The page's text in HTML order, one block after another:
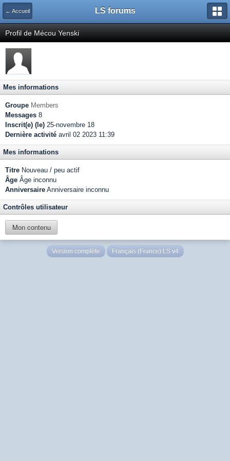
← Accueil LS forums
Profil de Mécou Yenski
Mes informations
Groupe Members
Messages 8
Inscrit(e) (le) 25-novembre 18
Dernière activité avril 02 2023 11:39
Mes informations
Titre Nouveau / peu actif
Âge Âge inconnu
Anniversaire Anniversaire inconnu
Contrôles utilisateur
Mon contenu
Version complète Français (France) LS v4